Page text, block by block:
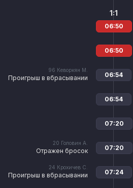
1:1
06:50
06:50
96 Кеворкян М.
Проигрыш в вбрасывании 06:54
06:54
07:20
20 Головин А.
Отражен бросок 07:20
24 Крохичев С.
Проигрыш в вбрасывании 07:24